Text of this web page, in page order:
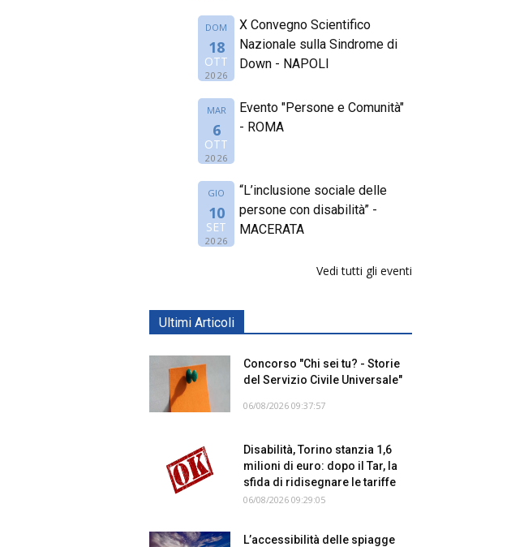
DOM
18
OTT
2026
X Convegno Scientifico
Nazionale sulla Sindrome di
Down - NAPOLI
MAR
6
OTT
2026
Evento "Persone e Comunità"
- ROMA
GIO
10
SET
2026
“L’inclusione sociale delle
persone con disabilità” -
MACERATA
Vedi tutti gli eventi
Ultimi Articoli
Concorso "Chi sei tu? - Storie
del Servizio Civile Universale"
06/08/2026 09:37:57
Disabilità, Torino stanzia 1,6
milioni di euro: dopo il Tar, la
sfida di ridisegnare le tariffe
06/08/2026 09:29:05
L’accessibilità delle spiagge